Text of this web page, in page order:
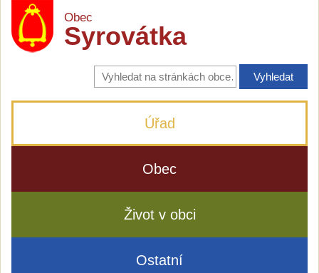
Obec
Syrovátka
Vyhledávání
na
stránkách
Úřad
Obec
Život v obci
Ostatní